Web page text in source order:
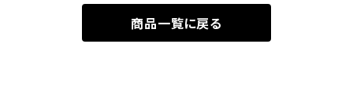
MA-1 heavy nylon
商品一覧に戻る